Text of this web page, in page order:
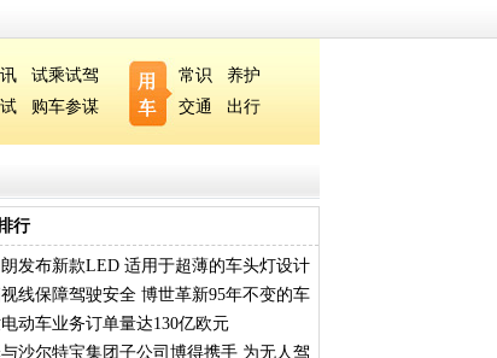
试乘试驾
购车参谋
常识
养护
交通
出行
行
发布新款LED 适用于超薄的车头灯设计
线保障驾驶安全 博世革新95年不变的车
动车业务订单量达130亿欧元
沙尔特宝集团子公司博得携手 为无人驾